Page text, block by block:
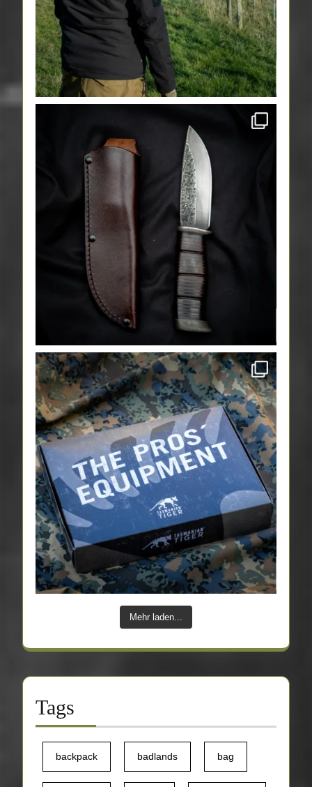
Mehr laden...
Tags
backpack badlands bag